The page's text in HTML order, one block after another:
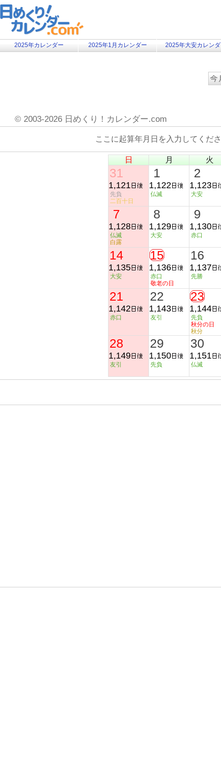
2025年カレンダー 2025年1月カレンダー 2025年大安カレン
© 2003-2026 日めくり！カレンダー.com
ここに起算年月日を入力してく
日 月 火
31
1,121
先負
二百十日
1
1,122
仏滅
2
1,123
大安
7
1,128
仏滅
白露
8
1,129
大安
9
1,130
赤口
14
1,135
大安
15
1,136
赤口
敬老の日
16
1,137
先勝
21
1,142
赤口
22
1,143
友引
23
1,144
先負
秋分の日
秋分
28
1,149
友引
29
1,150
先負
30
1,151
仏滅